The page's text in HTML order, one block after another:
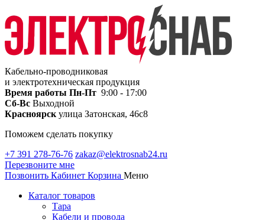
Кабельно-проводниковая
и электротехническая продукция
Время работы Пн-Пт 9:00 - 17:00
Сб-Вс Выходной
Красноярск улица Затонская, 46с8
Поможем сделать покупку
+7 391 278-76-76 zakaz@elektrosnab24.ru
Перезвоните мне
Позвонить Кабинет Корзина Меню
Каталог товаров
Тара
Кабели и провода